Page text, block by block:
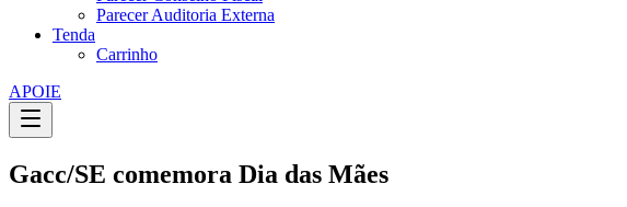
Parecer Auditoria Externa
Tenda
Carrinho
APOIE
Gacc/SE comemora Dia das Mães